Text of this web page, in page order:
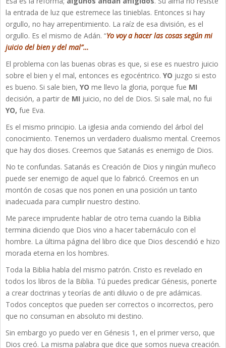
la entrada de luz que estremece las tinieblas. Entonces si hay
orgullo, no hay arrepentimiento. La raíz de esa división, es el
orgullo. Es el mismo de Adán. “Yo voy a hacer las cosas según mi
juicio del bien y del mal”…
El problema con las buenas obras es que, si ese es nuestro juicio
sobre el bien y el mal, entonces es egocéntrico. YO juzgo si esto
es bueno. Si sale bien, YO me llevo la gloria, porque fue MI
decisión, a partir de MI juicio, no del de Dios. Si sale mal, no fui
YO, fue Eva.
Es el mismo principio. La iglesia anda comiendo del árbol del
conocimiento. Tenemos un verdadero dualismo mental. Creemos
que hay dos dioses. Creemos que Satanás es enemigo de Dios.
No te confundas. Satanás es Creación de Dios y ningún muñeco
puede ser enemigo de aquel que lo fabricó. Creemos en un
montón de cosas que nos ponen en una posición un tanto
inadecuada para cumplir nuestro destino.
Me parece imprudente hablar de otro tema cuando la Biblia
termina diciendo que Dios vino a hacer tabernáculo con el
hombre. La última página del libro dice que Dios descendió e hizo
morada eterna en los hombres.
Toda la Biblia habla del mismo patrón. Cristo es revelado en
todos los libros de la Biblia. Tú puedes predicar Génesis, ponerte
a crear doctrinas y teorías de anti diluvio o de pre adámicas.
Todos conceptos que pueden ser correctos o incorrectos, pero
que no consuman en absoluto mi destino.
Sin embargo yo puedo ver en Génesis 1, en el primer verso, que
Dios creó. La misma palabra que dice que somos nueva creación.